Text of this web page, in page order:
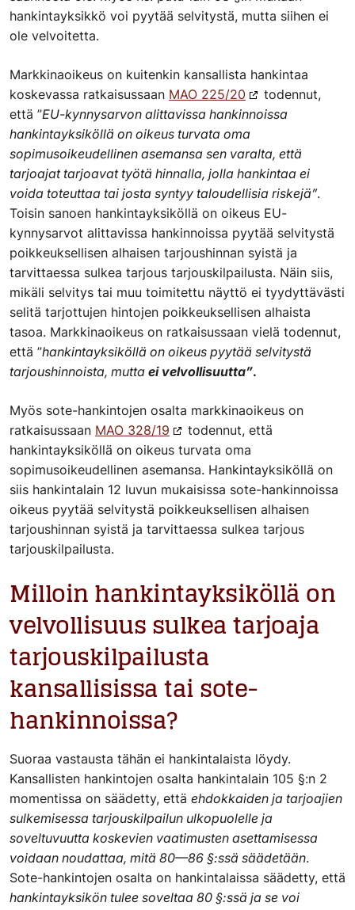
hankintayksikkö voi pyytää selvitystä, mutta siihen ei
ole velvoitetta.
Markkinaoikeus on kuitenkin kansallista hankintaa
koskevassa ratkaisussaan MAO 225/20
todennut,
että ”EU-kynnysarvon alittavissa hankinnoissa
hankintayksiköllä on oikeus turvata oma
sopimusoikeudellinen asemansa sen varalta, että
tarjoajat tarjoavat työtä hinnalla, jolla hankintaa ei
voida toteuttaa tai josta syntyy taloudellisia riskejä”.
Toisin sanoen hankintayksiköllä on oikeus EU-
kynnysarvot alittavissa hankinnoissa pyytää selvitystä
poikkeuksellisen alhaisen tarjoushinnan syistä ja
tarvittaessa sulkea tarjous tarjouskilpailusta. Näin siis,
mikäli selvitys tai muu toimitettu näyttö ei tyydyttävästi
selitä tarjottujen hintojen poikkeuksellisen alhaista
tasoa. Markkinaoikeus on ratkaisussaan vielä todennut,
että ”hankintayksiköllä on oikeus pyytää selvitystä
tarjoushinnoista, mutta ei velvollisuutta”.
Myös sote-hankintojen osalta markkinaoikeus on
ratkaisussaan MAO 328/19
todennut, että
hankintayksiköllä on oikeus turvata oma
sopimusoikeudellinen asemansa. Hankintayksiköllä on
siis hankintalain 12 luvun mukaisissa sote-hankinnoissa
oikeus pyytää selvitystä poikkeuksellisen alhaisen
tarjoushinnan syistä ja tarvittaessa sulkea tarjous
tarjouskilpailusta.
Milloin hankintayksiköllä on
velvollisuus sulkea tarjoaja
tarjouskilpailusta
kansallisissa tai sote-
hankinnoissa?
Suoraa vastausta tähän ei hankintalaista löydy.
Kansallisten hankintojen osalta hankintalain 105 §:n 2
momentissa on säädetty, että ehdokkaiden ja tarjoajien
sulkemisessa tarjouskilpailun ulkopuolelle ja
soveltuvuutta koskevien vaatimusten asettamisessa
voidaan noudattaa, mitä 80—86 §:ssä säädetään.
Sote-hankintojen osalta on hankintalaissa säädetty, että
hankintayksikön tulee soveltaa 80 §:ssä ja se voi